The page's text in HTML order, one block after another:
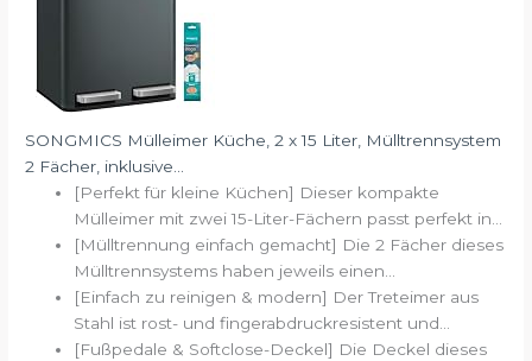
SONGMICS Mülleimer Küche, 2 x 15 Liter, Mülltrennsystem
2 Fächer, inklusive...
[Perfekt für kleine Küchen] Dieser kompakte
Mülleimer mit zwei 15-Liter-Fächern passt perfekt in...
[Mülltrennung einfach gemacht] Die 2 Fächer dieses
Mülltrennsystems haben jeweils einen...
[Einfach zu reinigen & modern] Der Treteimer aus
Stahl ist rost- und fingerabdruckresistent und...
[Fußpedale & Softclose-Deckel] Die Deckel dieses